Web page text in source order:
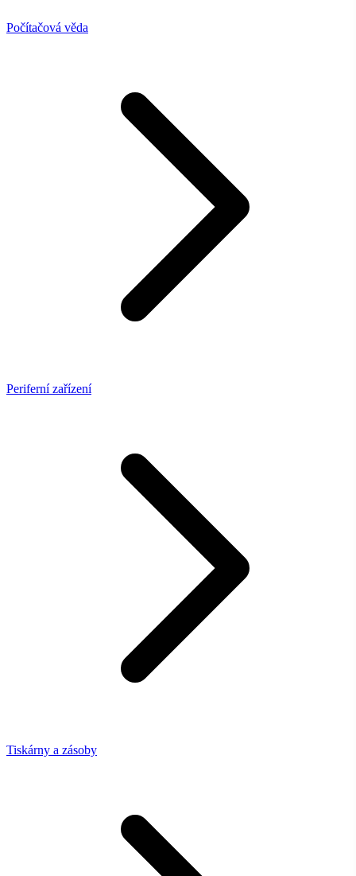
Počítačová věda
Periferní zařízení
Tiskárny a zásoby